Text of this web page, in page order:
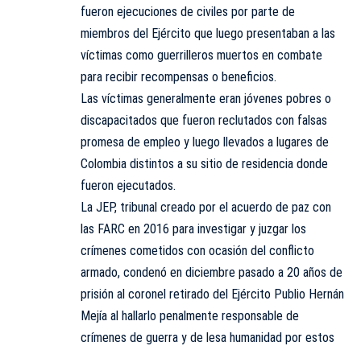
fueron ejecuciones de civiles por parte de
miembros del Ejército que luego presentaban a las
víctimas como guerrilleros muertos en combate
para recibir recompensas o beneficios.
Las víctimas generalmente eran jóvenes pobres o
discapacitados que fueron reclutados con falsas
promesa de empleo y luego llevados a lugares de
Colombia distintos a su sitio de residencia donde
fueron ejecutados.
La JEP, tribunal creado por el acuerdo de paz con
las FARC en 2016 para investigar y juzgar los
crímenes cometidos con ocasión del conflicto
armado, condenó en diciembre pasado a 20 años de
prisión al coronel retirado del Ejército Publio Hernán
Mejía al hallarlo penalmente responsable de
crímenes de guerra y de lesa humanidad por estos